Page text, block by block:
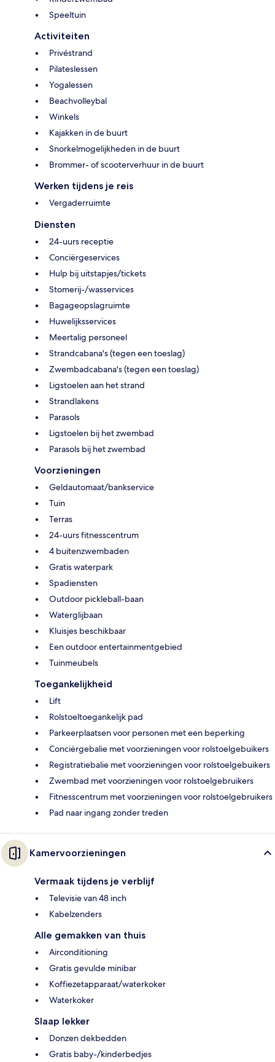
Speeltuin
Activiteiten
Privéstrand
Pilateslessen
Yogalessen
Beachvolleybal
Winkels
Kajakken in de buurt
Snorkelmogelijkheden in de buurt
Brommer- of scooterverhuur in de buurt
Werken tijdens je reis
Vergaderruimte
Diensten
24-uurs receptie
Conciërgeservices
Hulp bij uitstapjes/tickets
Stomerij-/wasservices
Bagageopslagruimte
Huwelijksservices
Meertalig personeel
Strandcabana's (tegen een toeslag)
Zwembadcabana's (tegen een toeslag)
Ligstoelen aan het strand
Strandlakens
Parasols
Ligstoelen bij het zwembad
Parasols bij het zwembad
Voorzieningen
Geldautomaat/bankservice
Tuin
Terras
24-uurs fitnesscentrum
4 buitenzwembaden
Gratis waterpark
Spadiensten
Outdoor pickleball-baan
Waterglijbaan
Kluisjes beschikbaar
Een outdoor entertainmentgebied
Tuinmeubels
Toegankelijkheid
Lift
Rolstoeltoegankelijk pad
Parkeerplaatsen voor personen met een beperking
Conciërgebalie met voorzieningen voor rolstoelgebuikers
Registratiebalie met voorzieningen voor rolstoelgebuikers
Zwembad met voorzieningen voor rolstoelgebruikers
Fitnesscentrum met voorzieningen voor rolstoelgebruikers
Pad naar ingang zonder treden
Kamervoorzieningen
Vermaak tijdens je verblijf
Televisie van 48 inch
Kabelzenders
Alle gemakken van thuis
Airconditioning
Gratis gevulde minibar
Koffiezetapparaat/waterkoker
Waterkoker
Slaap lekker
Donzen dekbedden
Gratis baby-/kinderbedjes